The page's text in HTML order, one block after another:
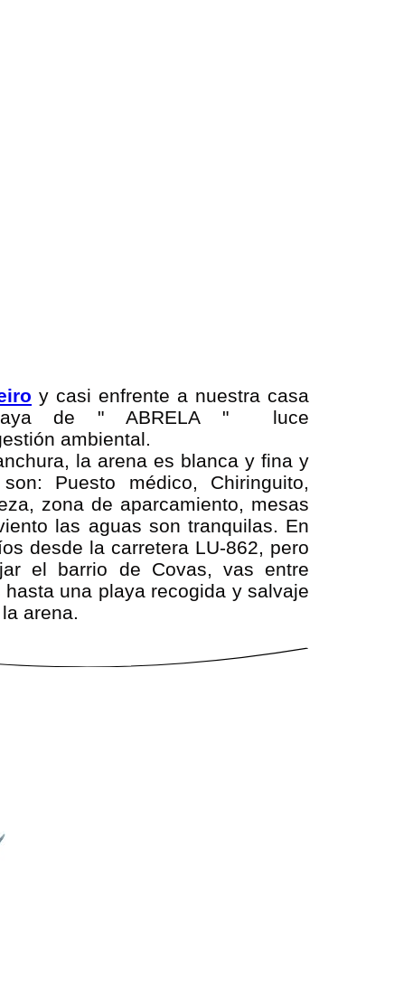
y casi enfrente a nuestra casa
de " ABRELA " luce
ambiental.
la arena es blanca y fina y
Puesto médico, Chiringuito,
zona de aparcamiento, mesas
las aguas son tranquilas. En
desde la carretera LU-862, pero
el barrio de Covas, vas entre
una playa recogida y salvaje
arena.